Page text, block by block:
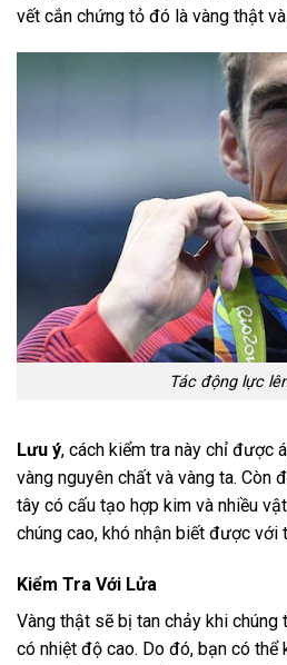
vết cắn chứng tỏ đó là vàng thật
Tác động lực
Lưu ý, cách kiểm tra này chỉ được
vàng nguyên chất và vàng ta. Còn
tây có cấu tạo hợp kim và nhiều
chúng cao, khó nhận biết được với
Kiểm Tra Với Lửa
Vàng thật sẽ bị tan chảy khi
có nhiệt độ cao. Do đó, bạn có